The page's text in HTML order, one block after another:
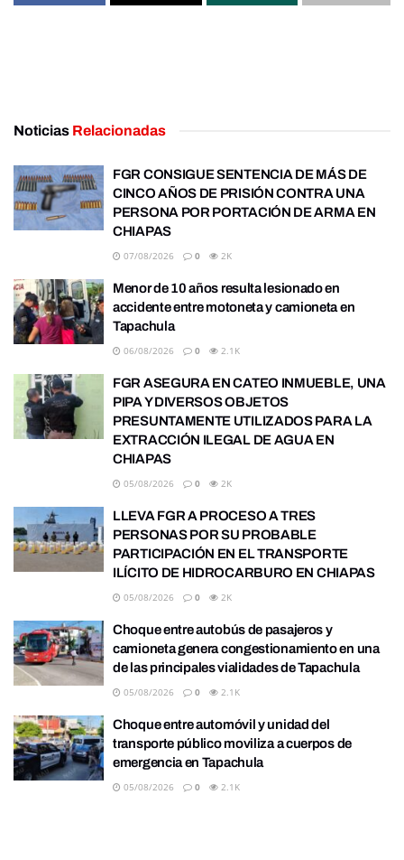
Noticias Relacionadas
FGR CONSIGUE SENTENCIA DE MÁS DE
CINCO AÑOS DE PRISIÓN CONTRA UNA
PERSONA POR PORTACIÓN DE ARMA EN
CHIAPAS
07/08/2026 0 2K
Menor de 10 años resulta lesionado en
accidente entre motoneta y camioneta en
Tapachula
06/08/2026 0 2.1K
FGR ASEGURA EN CATEO INMUEBLE, UNA
PIPA Y DIVERSOS OBJETOS
PRESUNTAMENTE UTILIZADOS PARA LA
EXTRACCIÓN ILEGAL DE AGUA EN
CHIAPAS
05/08/2026 0 2K
LLEVA FGR A PROCESO A TRES
PERSONAS POR SU PROBABLE
PARTICIPACIÓN EN EL TRANSPORTE
ILÍCITO DE HIDROCARBURO EN CHIAPAS
05/08/2026 0 2K
Choque entre autobús de pasajeros y
camioneta genera congestionamiento en una
de las principales vialidades de Tapachula
05/08/2026 0 2.1K
Choque entre automóvil y unidad del
transporte público moviliza a cuerpos de
emergencia en Tapachula
05/08/2026 0 2.1K